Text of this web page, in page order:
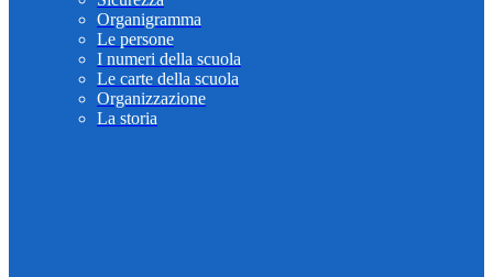
Organigramma
Le persone
I numeri della scuola
Le carte della scuola
Organizzazione
La storia